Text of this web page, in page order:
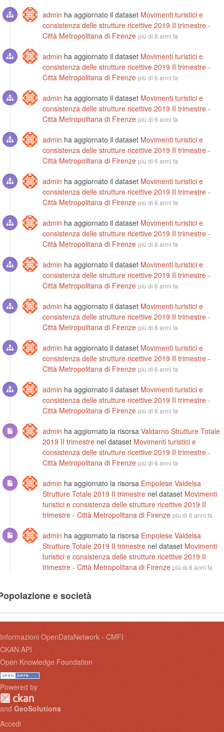
admin ha aggiornato il dataset Movimenti turistici e
consistenza delle strutture ricettive 2019 II trimestre -
Città Metropolitana di Firenze più di 6 anni fa
admin ha aggiornato il dataset Movimenti turistici e
consistenza delle strutture ricettive 2019 II trimestre -
Città Metropolitana di Firenze più di 6 anni fa
admin ha aggiornato il dataset Movimenti turistici e
consistenza delle strutture ricettive 2019 II trimestre -
Città Metropolitana di Firenze più di 6 anni fa
admin ha aggiornato il dataset Movimenti turistici e
consistenza delle strutture ricettive 2019 II trimestre -
Città Metropolitana di Firenze più di 6 anni fa
admin ha aggiornato il dataset Movimenti turistici e
consistenza delle strutture ricettive 2019 II trimestre -
Città Metropolitana di Firenze più di 6 anni fa
admin ha aggiornato il dataset Movimenti turistici e
consistenza delle strutture ricettive 2019 II trimestre -
Città Metropolitana di Firenze più di 6 anni fa
admin ha aggiornato il dataset Movimenti turistici e
consistenza delle strutture ricettive 2019 II trimestre -
Città Metropolitana di Firenze più di 6 anni fa
admin ha aggiornato il dataset Movimenti turistici e
consistenza delle strutture ricettive 2019 II trimestre -
Città Metropolitana di Firenze più di 6 anni fa
admin ha aggiornato il dataset Movimenti turistici e
consistenza delle strutture ricettive 2019 II trimestre -
Città Metropolitana di Firenze più di 6 anni fa
admin ha aggiornato il dataset Movimenti turistici e
consistenza delle strutture ricettive 2019 II trimestre -
Città Metropolitana di Firenze più di 6 anni fa
admin ha aggiornato la risorsa Valdarno Strutture Totale
2019 II trimestre nel dataset Movimenti turistici e
consistenza delle strutture ricettive 2019 II trimestre -
Città Metropolitana di Firenze più di 6 anni fa
admin ha aggiornato la risorsa Empolese Valdelsa
Strutture Totale 2019 II trimestre nel dataset Movimenti
turistici e consistenza delle strutture ricettive 2019 II
trimestre - Città Metropolitana di Firenze più di 6 anni fa
admin ha aggiornato la risorsa Empolese Valdelsa
Strutture Totale 2019 II trimestre nel dataset Movimenti
turistici e consistenza delle strutture ricettive 2019 II
trimestre - Città Metropolitana di Firenze più di 6 anni fa
e società
Informazioni OpenDataNetwork - CMFI
CKAN API
Open Knowledge Foundation
Powered by
and GeoSolutions
Accedi